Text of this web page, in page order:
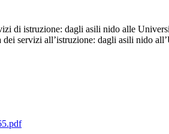
di istruzione: dagli asili nido alle
servizi all’istruzione: dagli asili nido